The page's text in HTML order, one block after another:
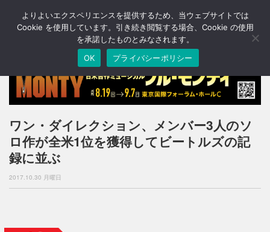
T
o
n
a
v
g
a
n
ワン・ダイレクション、メンバー3人のソ
ロ作が全米1位を獲得してビートルズの記
録に並ぶ
2017.10.30 月曜日
よりよいエクスペリエンスを提供するため、当ウェブサイトでは
Cookie を使用しています。引き続き閲覧する場合、Cookie の使用
を承諾したものとみなされます。
OK
プライバシーポリシー